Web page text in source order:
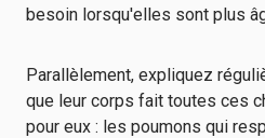
besoin lorsqu'elles sont plus
Parallèlement, expliquez
que leur corps fait toutes ces
pour eux : les poumons qui